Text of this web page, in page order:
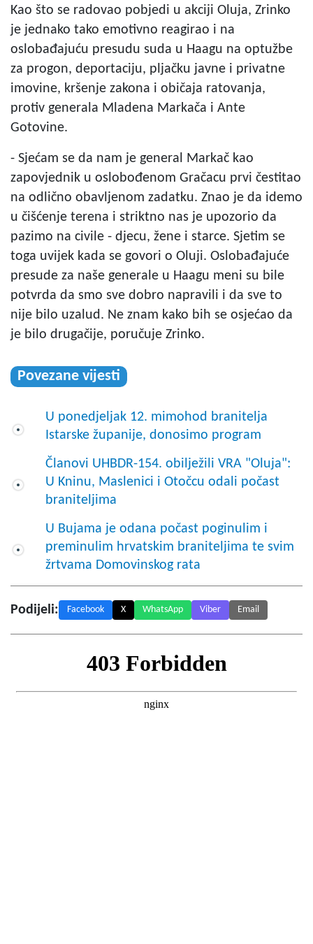
Kao što se radovao pobjedi u akciji Oluja, Zrinko
je jednako tako emotivno reagirao i na
oslobađajuću presudu suda u Haagu na optužbe
za progon, deportaciju, pljačku javne i privatne
imovine, kršenje zakona i običaja ratovanja,
protiv generala Mladena Markača i Ante
Gotovine.
- Sjećam se da nam je general Markač kao
zapovjednik u oslobođenom Gračacu prvi čestitao
na odlično obavljenom zadatku. Znao je da idemo
u čišćenje terena i striktno nas je upozorio da
pazimo na civile - djecu, žene i starce. Sjetim se
toga uvijek kada se govori o Oluji. Oslobađajuće
presude za naše generale u Haagu meni su bile
potvrda da smo sve dobro napravili i da sve to
nije bilo uzalud. Ne znam kako bih se osjećao da
je bilo drugačije, poručuje Zrinko.
Povezane vijesti
U ponedjeljak 12. mimohod branitelja
Istarske županije, donosimo program
Članovi UHBDR-154. obilježili VRA "Oluja":
U Kninu, Maslenici i Otočcu odali počast
braniteljima
U Bujama je odana počast poginulim i
preminulim hrvatskim braniteljima te svim
žrtvama Domovinskog rata
Podijeli: Facebook X WhatsApp Viber Email